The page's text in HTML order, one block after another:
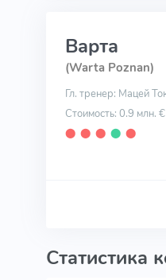
Варта
(Warta Poznan)
Гл. тренер: Мацей
Стоимость: 0.9 млн. €
⬤ ⬤ ⬤ ⬤ ⬤
Статистика